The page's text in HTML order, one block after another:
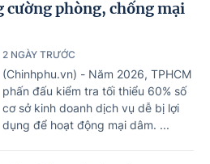
cường phòng, chống mại
2 NGÀY TRƯỚC
(Chinhphu.vn) - Năm 2026, TPHCM
phấn đấu kiểm tra tối thiểu 60% số
cơ sở kinh doanh dịch vụ dễ bị lợi
dụng để hoạt động mại dâm. ...